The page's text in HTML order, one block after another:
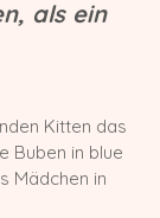
von den
Cat
als ein
Kitten das
Buben in blue
Mädchen in